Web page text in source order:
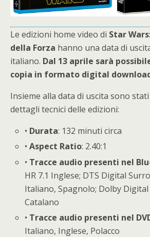
Le edizioni home video di Star
della Forza hanno una data di
italiano. Dal 13 aprile sarà
copia in formato digital
Insieme alla data di uscita sono
dettagli tecnici delle edizioni:
• Durata: 132 minuti circa
•Aspect Ratio: 2.40:1
• Tracce audio presenti nel
HR 7.1 Inglese; DTS Digital
Italiano, Spagnolo; Dolby Digital
Catalano
• Tracce audio presenti nel
Italiano, Inglese, Polacco